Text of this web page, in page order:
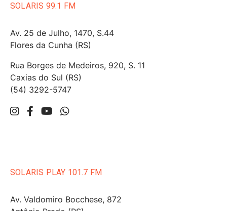
SOLARIS 99.1 FM
Av. 25 de Julho, 1470, S.44
Flores da Cunha (RS)
Rua Borges de Medeiros, 920, S. 11
Caxias do Sul (RS)
(54) 3292-5747
SOLARIS PLAY 101.7 FM
Av. Valdomiro Bocchese, 872